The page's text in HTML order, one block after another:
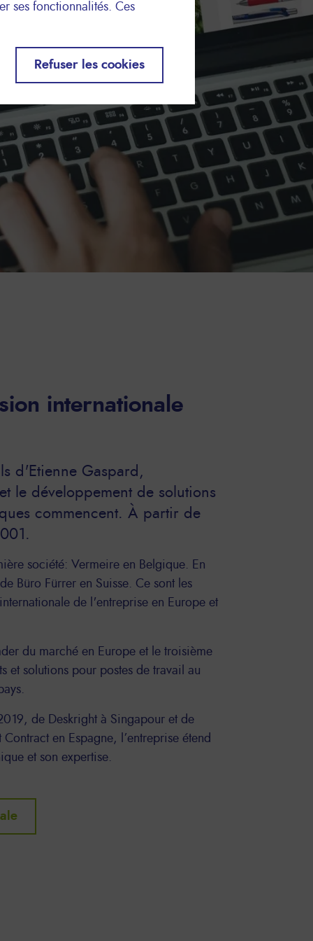
ses fonctionnalités. Ces
Refuser les cookies
internationale
d'Etienne Gaspard,
le développement de solutions
commencent. À partir de
société: Vermeire en Belgique. En
Büro Fürrer en Suisse. Ce sont les
de l'entreprise en Europe et
du marché en Europe et le troisième
et solutions pour postes de travail au
de Deskright à Singapour et de
en Espagne, l’entreprise étend
et son expertise.